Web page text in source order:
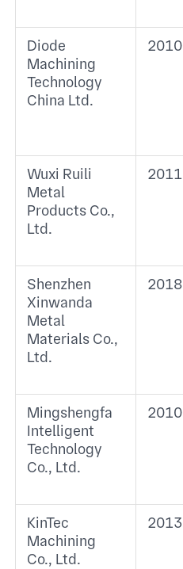
Diode
Machining
Technology
China Ltd.
2010
Wuxi Ruili
Metal
Products Co.,
Ltd.
2011
Shenzhen
Xinwanda
Metal
Materials Co.,
Ltd.
2018
Mingshengfa
Intelligent
Technology
Co., Ltd.
2010
KinTec
Machining
Co., Ltd.
2013